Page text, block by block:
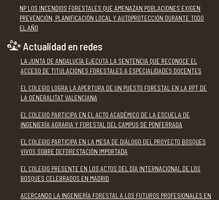
NP LOS INCENDIOS FORESTALES QUE AMENAZAN POBLACIONES EXIGEN
PREVENCIÓN, PLANIFICACIÓN LOCAL Y AUTOPROTECCIÓN DURANTE TODO
EL AÑO
Actualidad en redes
LA JUNTA DE ANDALUCÍA EJECUTA LA SENTENCIA QUE RECONOCE EL
ACCESO DE TITULACIONES FORESTALES A ESPECIALIDADES DOCENTES
EL COLEGIO LOGRA LA APERTURA DE UN PUESTO FORESTAL EN LA RPT DE
LA GENERALITAT VALENCIANA
EL COLEGIO PARTICIPA EN EL ACTO ACADÉMICO DE LA ESCUELA DE
INGENIERÍA AGRARIA Y FORESTAL DEL CAMPUS DE PONFERRADA
EL COLEGIO PARTICIPA EN LA MESA DE DIÁLOGO DEL PROYECTO BOSQUES
VIVOS SOBRE DEFORESTACIÓN IMPORTADA
EL COLEGIO PRESENTE EN LOS ACTOS DEL DÍA INTERNACIONAL DE LOS
BOSQUES CELEBRADOS EN MADRID
ACERCANDO LA INGENIERÍA FORESTAL A LOS FUTUROS PROFESIONALES EN